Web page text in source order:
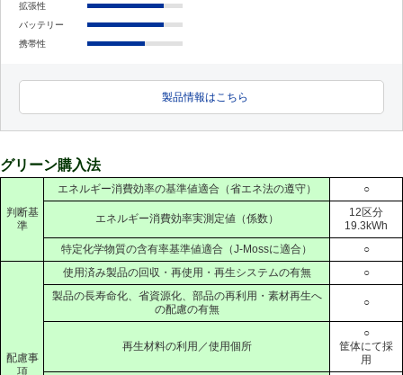
拡張性
バッテリー
携帯性
製品情報はこちら
グリーン購入法
判断基
準
エネルギー消費効率の基準値適合（省エネ法の遵守） ○
エネルギー消費効率実測定値（係数）
12区分
19.3kWh
特定化学物質の含有率基準値適合（J-Mossに適合）
○
配慮事
項
使用済み製品の回収・再使用・再生システムの有無
○
製品の長寿命化、省資源化、部品の再利用・素材再生へ
の配慮の有無
○
再生材料の利用／使用個所
○
筐体にて採
用